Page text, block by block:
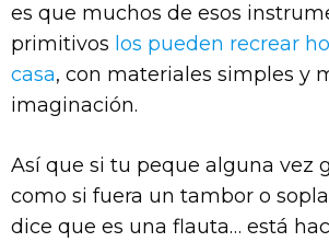
es que muchos de esos
primitivos los pueden recrear
casa, con materiales simples y
imaginación.
Así que si tu peque alguna vez
como si fuera un tambor o
dice que es una flauta… está